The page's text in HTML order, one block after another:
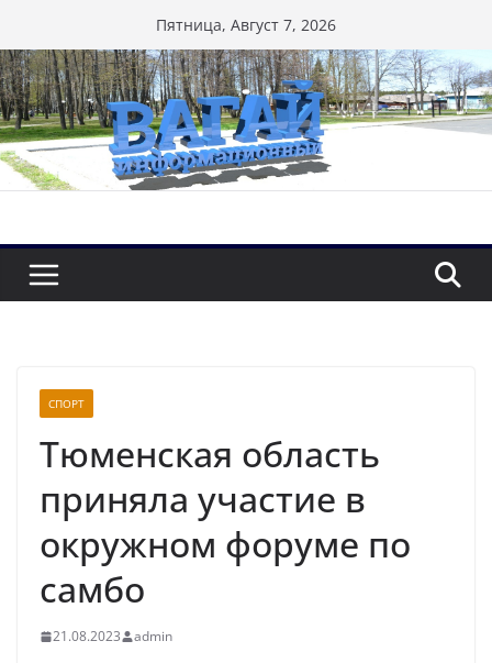
к
содержимому
Пятница, Август 7, 2026
СПОРТ
Тюменская область
приняла участие в
окружном форуме по
самбо
21.08.2023 admin